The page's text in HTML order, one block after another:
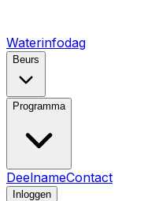
Waterinfodag
Beurs
Programma
DeelnameContact
Inloggen